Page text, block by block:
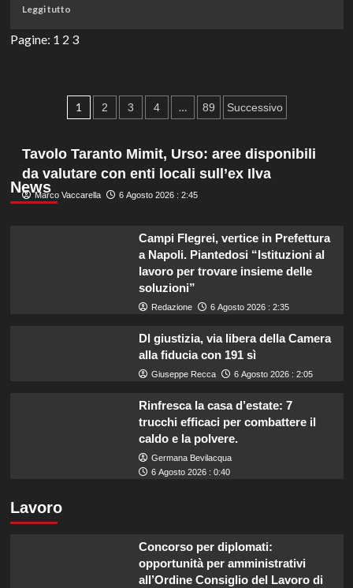
meglio.
Leggi tuttoLeggi
più
e
caldo
rallentare
è
scelta
Pagine: 1 2 3
Paginazione
articoli
1 2 3 4 … 89 Successivo
News
Tavolo Taranto Mimit, Urso: aree disponibili
da valutare con enti locali sull’ex Ilva
Marco Vaccarella 6 Agosto 2026 : 2:45
Campi Flegrei, vertice in Prefettura
a Napoli. Piantedosi “Istituzioni al
lavoro per trovare insieme delle
soluzioni”
Redazione 6 Agosto 2026 : 2:35
Dl giustizia, via libera della Camera
alla fiducia con 191 sì
Giuseppe Recca 6 Agosto 2026 : 2:05
Rinfresca la casa d’estate: 7
trucchi efficaci per combattere il
caldo e la polvere.
Germana Bevilacqua
6 Agosto 2026 : 0:40
Lavoro
Concorso per diplomati:
opportunità per amministrativi
all’Ordine Consiglio del Lavoro di